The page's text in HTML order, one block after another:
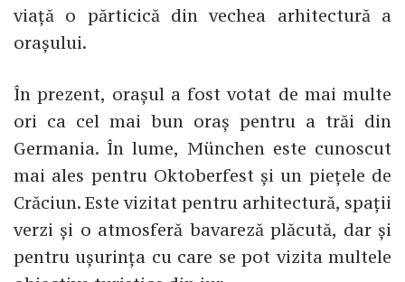
viață o părticică din vechea arhitectură a
orașului.
În prezent, orașul a fost votat de mai multe
ori ca cel mai bun oraș pentru a trăi din
Germania. În lume, München este cunoscut
mai ales pentru Oktoberfest și un piețele de
Crăciun. Este vizitat pentru arhitectură, spații
verzi și o atmosferă bavareză plăcută, dar și
pentru ușurința cu care se pot vizita multele